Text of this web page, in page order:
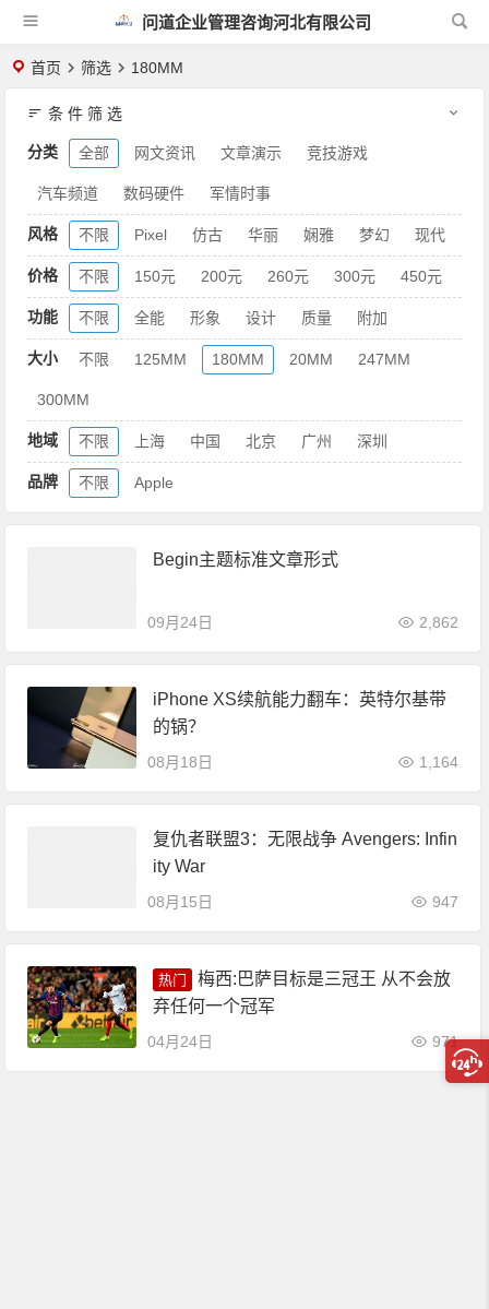
问道企业管理咨询河北有限公司
首页 筛选 180MM
条 件 筛 选
分类 全部 网文资讯 文章演示 竞技游戏
汽车频道 数码硬件 军情时事
风格 不限 Pixel 仿古 华丽 娴雅 梦幻 现代
价格 不限 150元 200元 260元 300元 450元
功能 不限 全能 形象 设计 质量 附加
大小 不限 125MM 180MM 20MM 247MM
300MM
地域 不限 上海 中国 北京 广州 深圳
品牌 不限 Apple
Begin主题标准文章形式
09月24日 2,862
iPhone XS续航能力翻车：英特尔基带
的锅？
08月18日 1,164
复仇者联盟3：无限战争 Avengers: Infin
ity War
08月15日 947
热门
梅西:巴萨目标是三冠王 从不会放
弃任何一个冠军
04月24日 971